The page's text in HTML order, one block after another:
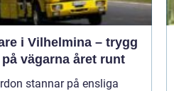
i Vilhelmina – trygg
vägarna året runt
stannar på ensliga